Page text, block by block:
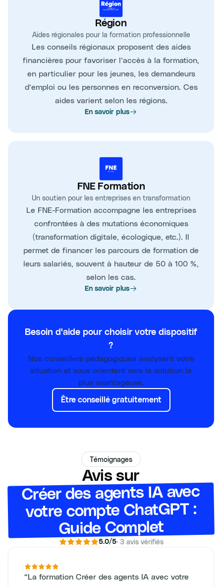
Région
Aides régionales pour la formation professionnelle
Les conseils régionaux proposent des aides
financières pour favoriser l’accès à la formation,
en particulier pour les jeunes, les demandeurs
d’emploi ou les personnes en reconversion. Ces
aides varient selon les régions.
En savoir plus
FNE Formation
Un soutien pour les entreprises en transformation
Le FNE-Formation accompagne les entreprises
confrontées à des mutations économiques
(transformation digitale, écologique, etc.). Il
permet de financer les parcours de formation de
leurs salariés, souvent à hauteur de 50 à 100 %,
selon les cas.
En savoir plus
Besoin d'aide pour choisir votre dispositif
?
Nos conseillers pédagogiques analysent votre
situation et vous orientent vers la solution la
plus avantageuse.
Être conseillé gratuitement
Témoignages
Avis sur
Créer des agents IA avec
votre compte ChatGPT :
Guide Complet
5.0/5· 3 avis vérifiés
“La formation Créer des agents IA avec votre